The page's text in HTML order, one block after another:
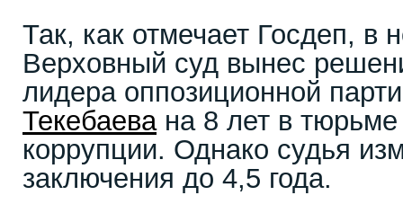
Так, как отмечает Госдеп, в
Верховный суд вынес
лидера оппозиционной
Текебаевана 8 лет в
коррупции. Однако судья
заключения до 4,5 года.